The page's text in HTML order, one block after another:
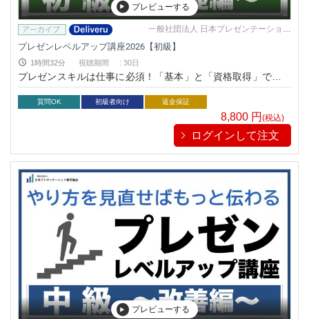
プレビューする
一般社団法人 日本プレゼンテーション
プレゼンレベルアップ講座2026【初級】
1時間32分 視聴期間 : 30日
プレゼンスキルは仕事に必須！「基本」と「資格取得」でレベ
ルアップしよう
質問OK 初級者向け 返金保証
8,800 円 (税込)
ログインして注文
プレビューする